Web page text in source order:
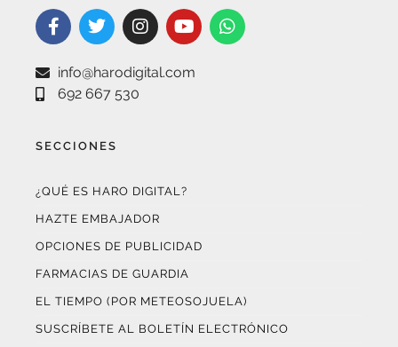
info@harodigital.com
692 667 530
SECCIONES
¿QUÉ ES HARO DIGITAL?
HAZTE EMBAJADOR
OPCIONES DE PUBLICIDAD
FARMACIAS DE GUARDIA
EL TIEMPO (POR METEOSOJUELA)
SUSCRÍBETE AL BOLETÍN ELECTRÓNICO